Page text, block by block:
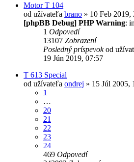
Motor T 104
od užívateľa brano » 10 Feb 2019,
[phpBB Debug] PHP Warning:
1 Odpovedí
13107 Zobrazení
Posledný príspevokod
19 Jún 2019, 07:57
T 613 Special
od užívateľa ondrej » 15 Júl 2005,
1
…
20
21
22
23
24
469 Odpovedí